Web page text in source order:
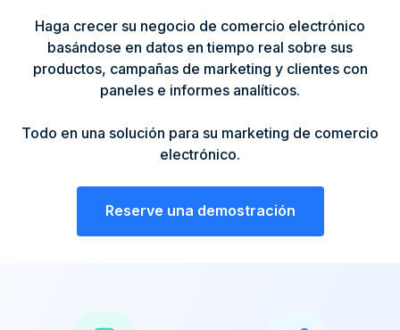
Haga crecer su negocio de comercio electrónico
basándose en datos en tiempo real sobre sus
productos, campañas de marketing y clientes con
paneles e informes analíticos.
Todo en una solución para su marketing de comercio
electrónico.
Reserve una demostración